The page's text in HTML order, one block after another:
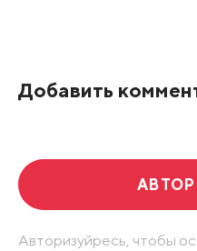
Добавить
Авторизуйресь, чтобы